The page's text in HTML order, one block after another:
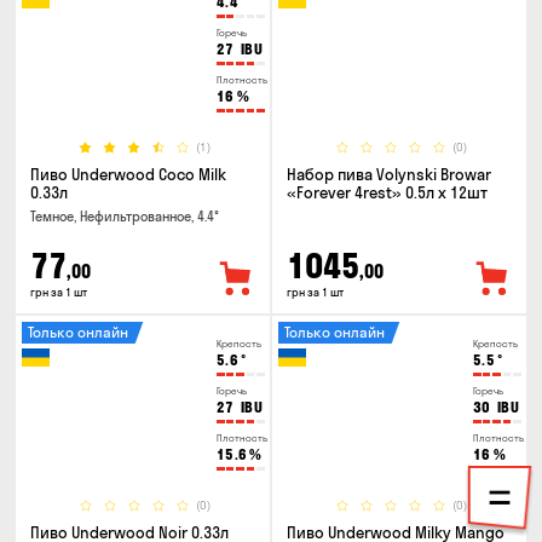
Горечь
27 IBU
Плотность
16 %
(1)
Пиво Underwood Coco Milk
0.33л
Темное, Нефильтрованное, 4.4°
77,00
грн за 1 шт
(0)
Набор пива Volynski Browar
«Forever 4rest» 0.5л х 12шт
1045,00
грн за 1 шт
Крепость
5.6 °
Горечь
27 IBU
Плотность
15.6 %
(0)
Только онлайн
Пиво Underwood Noir 0.33л
Крепость
5.5 °
Горечь
30 IBU
Плотность
16 %
(0)
Только онлайн
Пиво Underwood Milky Mango